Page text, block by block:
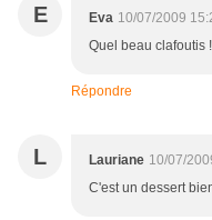
E Eva 10/07/2009
Quel beau clafoutis
Répondre
L Lauriane 10/07/
C'est un dessert